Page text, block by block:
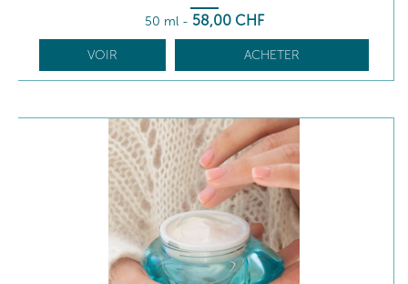
50 ml - 58,00 CHF
VOIR ACHETER